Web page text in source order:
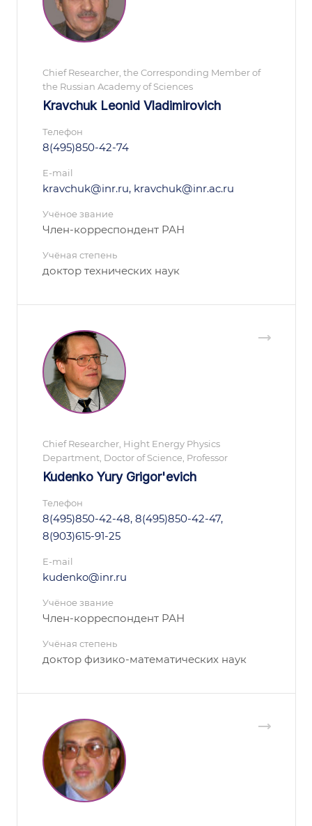
Chief Researcher, the Corresponding Member of
the Russian Academy of Sciences
Kravchuk Leonid Vladimirovich
Телефон
8(495)850-42-74
E-mail
kravchuk@inr.ru, kravchuk@inr.ac.ru
Учёное звание
Член-корреспондент РАН
Учёная степень
доктор технических наук
Chief Researcher, Hight Energy Physics
Department, Doctor of Science, Professor
Kudenko Yury Grigor'evich
Телефон
8(495)850-42-48, 8(495)850-42-47,
8(903)615-91-25
E-mail
kudenko@inr.ru
Учёное звание
Член-корреспондент РАН
Учёная степень
доктор физико-математических наук